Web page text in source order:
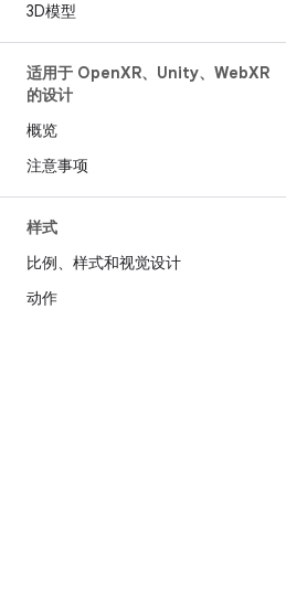
3D模型
适用于 OpenXR、Unity、WebXR
的设计
概览
注意事项
样式
比例、样式和视觉设计
动作